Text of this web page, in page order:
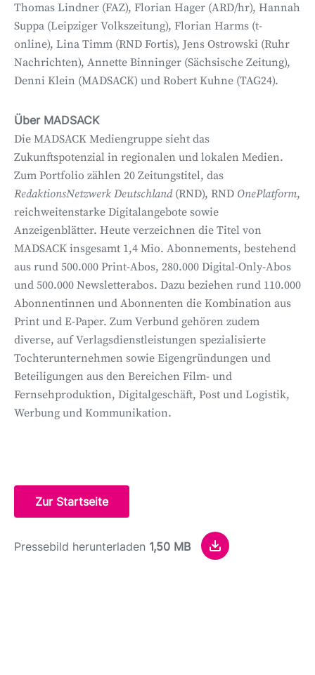
Thomas Lindner (FAZ), Florian Hager (ARD/hr), Hannah
Suppa (Leipziger Volkszeitung), Florian Harms (t-
online), Lina Timm (RND Fortis), Jens Ostrowski (Ruhr
Nachrichten), Annette Binninger (Sächsische Zeitung),
Denni Klein (MADSACK) und Robert Kuhne (TAG24).
Über MADSACK
Die MADSACK Mediengruppe sieht das
Zukunftspotenzial in regionalen und lokalen Medien.
Zum Portfolio zählen 20 Zeitungstitel, das
RedaktionsNetzwerk Deutschland(RND), RND OnePlatform,
reichweitenstarke Digitalangebote sowie
Anzeigenblätter. Heute verzeichnen die Titel von
MADSACK insgesamt 1,4 Mio. Abonnements, bestehend
aus rund 500.000 Print-Abos, 280.000 Digital-Only-Abos
und 500.000 Newsletterabos. Dazu beziehen rund 110.000
Abonnentinnen und Abonnenten die Kombination aus
Print und E-Paper. Zum Verbund gehören zudem
diverse, auf Verlagsdienstleistungen spezialisierte
Tochterunternehmen sowie Eigengründungen und
Beteiligungen aus den Bereichen Film- und
Fernsehproduktion, Digitalgeschäft, Post und Logistik,
Werbung und Kommunikation.
Zur Startseite
Pressebild herunterladen 1,50 MB